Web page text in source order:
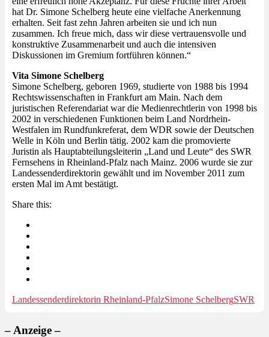
hat Dr. Simone Schelberg heute eine vielfache Anerkennung
erhalten. Seit fast zehn Jahren arbeiten sie und ich nun
zusammen. Ich freue mich, dass wir diese vertrauensvolle und
konstruktive Zusammenarbeit und auch die intensiven
Diskussionen im Gremium fortführen können.“
Vita Simone Schelberg
Simone Schelberg, geboren 1969, studierte von 1988 bis 1994
Rechtswissenschaften in Frankfurt am Main. Nach dem
juristischen Referendariat war die Medienrechtlerin von 1998 bis
2002 in verschiedenen Funktionen beim Land Nordrhein-
Westfalen im Rundfunkreferat, dem WDR sowie der Deutschen
Welle in Köln und Berlin tätig. 2002 kam die promovierte
Juristin als Hauptabteilungsleiterin „Land und Leute“ des SWR
Fernsehens in Rheinland-Pfalz nach Mainz. 2006 wurde sie zur
Landessenderdirektorin gewählt und im November 2011 zum
ersten Mal im Amt bestätigt.
Share this:
Landessenderdirektorin Rheinland-PfalzSimone SchelbergSWR
– Anzeige –